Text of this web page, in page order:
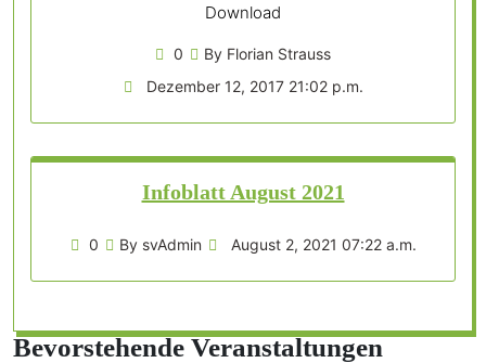
Download
0
By Florian Strauss
Dezember 12, 2017 21:02 p.m.
Infoblatt August 2021
0 By svAdmin August 2, 2021 07:22 a.m.
Bevorstehende Veranstaltungen